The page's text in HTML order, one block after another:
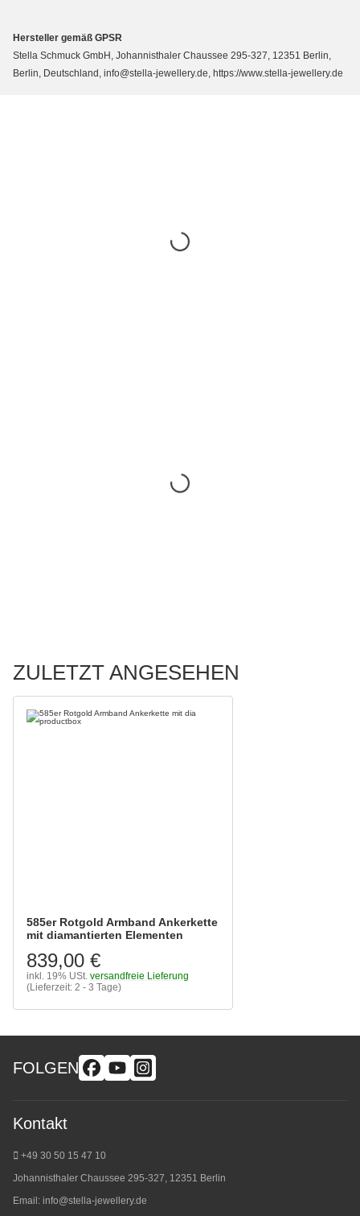
Hersteller gemäß GPSR
Stella Schmuck GmbH, Johannisthaler Chaussee 295-327, 12351 Berlin,
Berlin, Deutschland, info@stella-jewellery.de, https://www.stella-jewellery.de
ZULETZT ANGESEHEN
585er Rotgold Armband Ankerkette
mit diamantierten Elementen
839,00 €
inkl. 19% USt. versandfreie Lieferung
(Lieferzeit: 2 - 3 Tage)
FOLGEN
Kontakt
+49 30 50 15 47 10
Johannisthaler Chaussee 295-327, 12351 Berlin
Email: info@stella-jewellery.de